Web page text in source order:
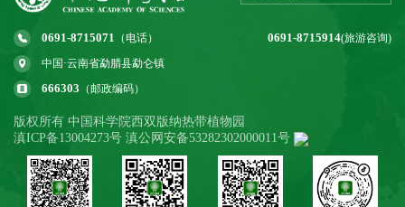
0691-8715071 （电话） 0691-8715914(旅游咨询)
中国·云南省勐腊县勐仑镇
666303 （邮政编码）
版权所有 中国科学院西双版纳热带植物园
滇ICP备13004273号 滇公网安备53282302000011号